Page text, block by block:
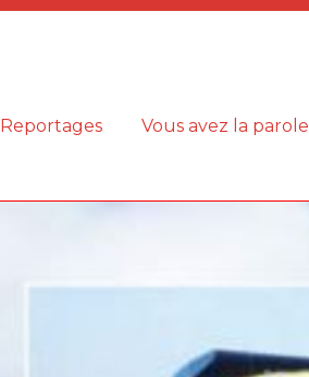
Reportages Vous avez la parole